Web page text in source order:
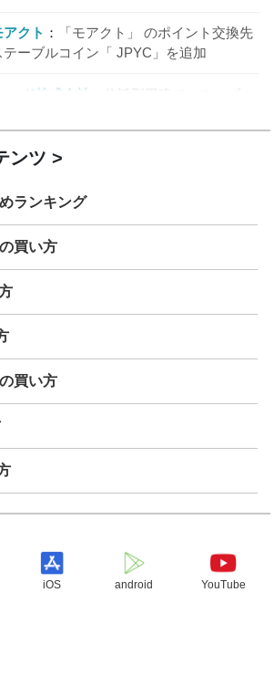
クト
「モアクト」 のポイント交換先
テーブルコイン「 JPYC」を追加
ード株式会社
信託型円建てステーブル
ンツ
ランキング
買い方
買い方
iOS android YouTube